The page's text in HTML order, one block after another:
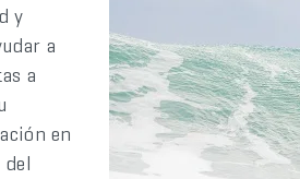
y
a
a
en
del